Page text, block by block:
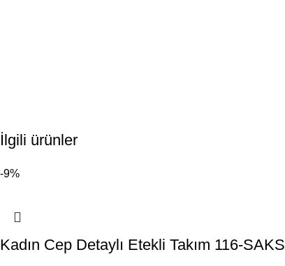
İlgili ürünler
-9%
Kadın Cep Detaylı Etekli Takım 116-SAKS